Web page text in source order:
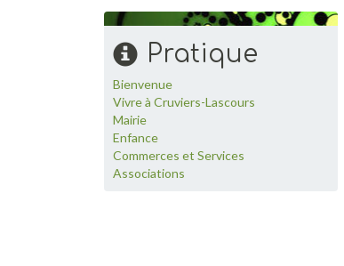
Pratique
Bienvenue
Vivre à Cruviers-Lascours
Mairie
Enfance
Commerces et Services
Associations